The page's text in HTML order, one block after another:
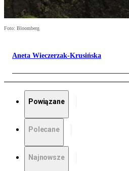
Foto: Bloomberg
Aneta Wieczerzak-Krusińska
Powiązane
Polecane
Najnowsze